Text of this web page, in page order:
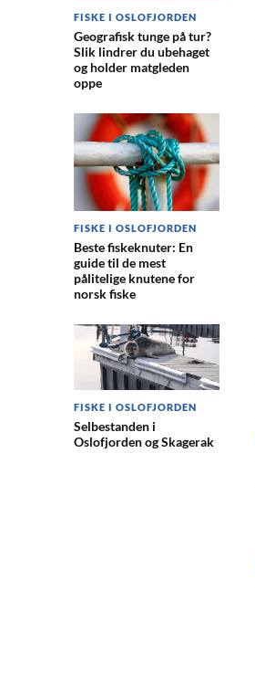
FISKE I OSLOFJORDEN
Geografisk tunge på tur?
Slik lindrer du ubehaget
og holder matgleden
oppe
FISKE I OSLOFJORDEN
Beste fiskeknuter: En
guide til de mest
pålitelige knutene for
norsk fiske
FISKE I OSLOFJORDEN
Selbestanden i
Oslofjorden og Skagerak